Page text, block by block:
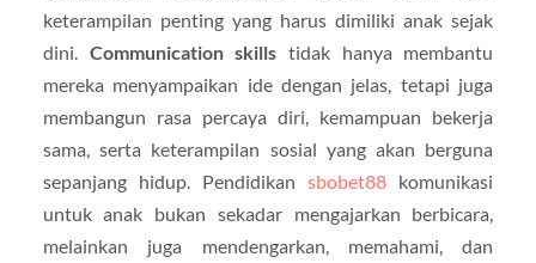
keterampilan penting yang harus dimiliki anak sejak
dini. Communication skills tidak hanya membantu
mereka menyampaikan ide dengan jelas, tetapi juga
membangun rasa percaya diri, kemampuan bekerja
sama, serta keterampilan sosial yang akan berguna
sepanjang hidup. Pendidikansbobet88 komunikasi
untuk anak bukan sekadar mengajarkan berbicara,
melainkan juga mendengarkan, memahami, dan